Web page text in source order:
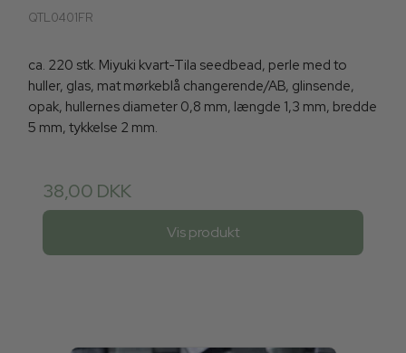
QTL0401FR
ca. 220 stk. Miyuki kvart-Tila seedbead, perle med to
huller, glas, mat mørkeblå changerende/AB, glinsende,
opak, hullernes diameter 0,8 mm, længde 1,3 mm, bredde
5 mm, tykkelse 2 mm.
38,00 DKK
Vis produkt